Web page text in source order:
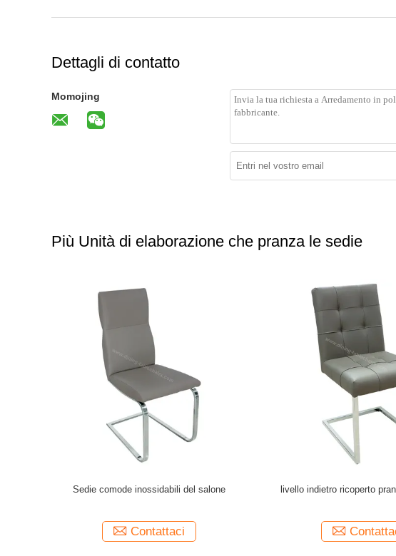
Dettagli di contatto
Momojing
Più Unità di elaborazione che pranza le sedie
PVC ricoperto pranzando il materiale delicato
Contattaci
Unità di elaborazione